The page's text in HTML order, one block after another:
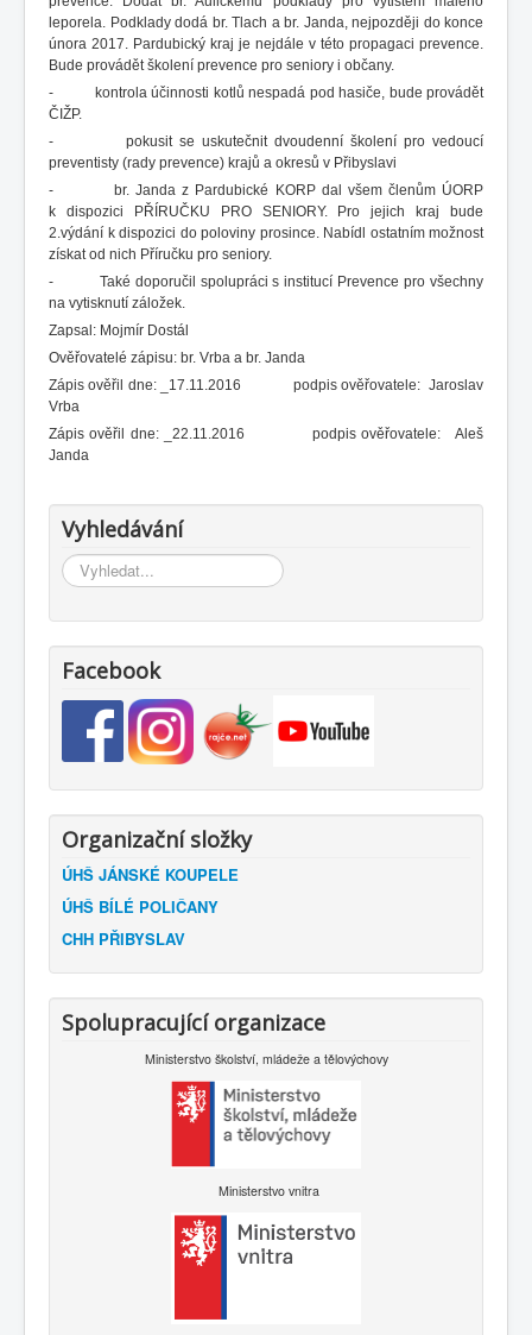
leporela. Podklady dodá br. Tlach a br. Janda, nejpozději do konce
února 2017. Pardubický kraj je nejdále v této propagaci prevence.
Bude provádět školení prevence pro seniory i občany.
- kontrola účinnosti kotlů nespadá pod hasiče, bude provádět
ČIŽP.
- pokusit se uskutečnit dvoudenní školení pro vedoucí
preventisty (rady prevence) krajů a okresů v Přibyslavi
- br. Janda z Pardubické KORP dal všem členům ÚORP
k dispozici PŘÍRUČKU PRO SENIORY. Pro jejich kraj bude
2.výdání k dispozici do poloviny prosince. Nabídl ostatním možnost
získat od nich Příručku pro seniory.
- Také doporučil spolupráci s institucí Prevence pro všechny
na vytisknutí záložek.
Zapsal: Mojmír Dostál
Ověřovatelé zápisu: br. Vrba a br. Janda
Zápis ověřil dne: _17.11.2016 podpis ověřovatele: Jaroslav
Vrba
Zápis ověřil dne: _22.11.2016 podpis ověřovatele: Aleš
Janda
Vyhledávání
Vyhledávání...
Facebook
Organizační složky
ÚHŠ JÁNSKÉ KOUPELE
ÚHŠ BÍLÉ POLIČANY
CHH PŘIBYSLAV
Spolupracující organizace
Ministerstvo školství, mládeže a tělovýchovy
Ministerstvo vnitra